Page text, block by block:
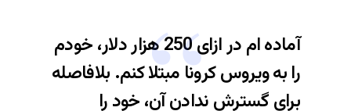
آماده ام در ازای 250 هزار دلار، خودم
را به ویروس کرونا مبتلا کنم. بلافاصله
برای گسترش ندادن آن، خود را